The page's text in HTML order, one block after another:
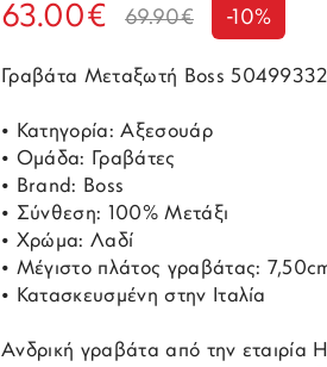
63.00€ 69.90€ -10%
Γραβάτα Μεταξωτή Boss
• Κατηγορία: Αξεσουάρ
• Ομάδα: Γραβάτες
• Brand: Boss
• Σύνθεση: 100% Μετάξι
• Χρώμα: Λαδί
• Μέγιστο πλάτος γραβάτας:
• Κατασκευσμένη στην Ιταλία
Ανδρική γραβάτα από την εταιρία